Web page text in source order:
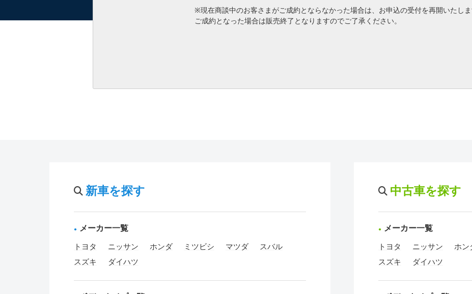
※現在商談中のお客さまがご成約とならなかった場合は、お申込の受付を再開いたしま
ご成約となった場合は販売終了となりますのでご了承ください。
新車を探す
メーカー一覧
トヨタ ニッサン ホンダ ミツビシ マツダ
スバル
スズキ
ダイハツ
中古車を探す
メーカー一覧
トヨタ ニッサン ホン
スズキ
ダイハツ